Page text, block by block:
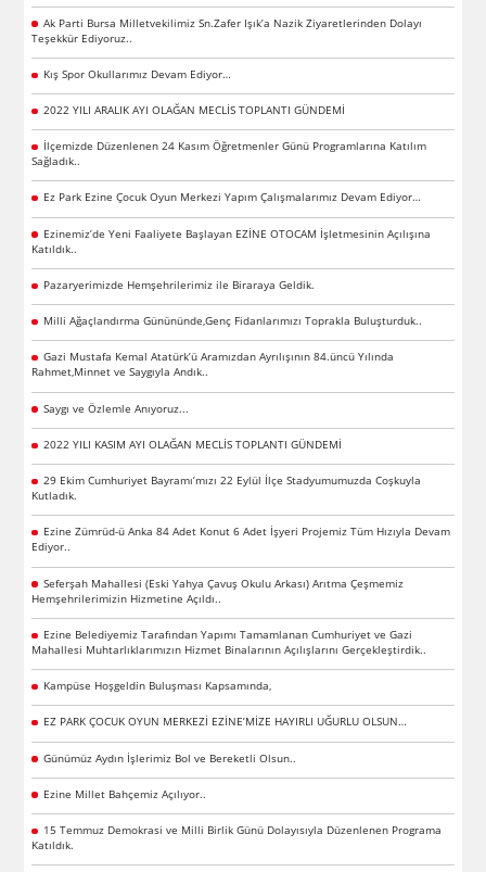
Ak Parti Bursa Milletvekilimiz Sn.Zafer Işık’a Nazik Ziyaretlerinden Dolayı
Teşekkür Ediyoruz..
Kış Spor Okullarımız Devam Ediyor…
2022 YILI ARALIK AYI OLAĞAN MECLİS TOPLANTI GÜNDEMİ
İlçemizde Düzenlenen 24 Kasım Öğretmenler Günü Programlarına Katılım
Sağladık..
Ez Park Ezine Çocuk Oyun Merkezi Yapım Çalışmalarımız Devam Ediyor…
Ezinemiz’de Yeni Faaliyete Başlayan EZİNE OTOCAM İşletmesinin Açılışına
Katıldık..
Pazaryerimizde Hemşehrilerimiz ile Biraraya Geldik.
Milli Ağaçlandırma Günününde,Genç Fidanlarımızı Toprakla Buluşturduk..
Gazi Mustafa Kemal Atatürk’ü Aramızdan Ayrılışının 84.üncü Yılında
Rahmet,Minnet ve Saygıyla Andık..
Saygı ve Özlemle Anıyoruz...
2022 YILI KASIM AYI OLAĞAN MECLİS TOPLANTI GÜNDEMİ
29 Ekim Cumhuriyet Bayramı’mızı 22 Eylül İlçe Stadyumumuzda Coşkuyla
Kutladık.
Ezine Zümrüd-ü Anka 84 Adet Konut 6 Adet İşyeri Projemiz Tüm Hızıyla Devam
Ediyor..
Seferşah Mahallesi (Eski Yahya Çavuş Okulu Arkası) Arıtma Çeşmemiz
Hemşehrilerimizin Hizmetine Açıldı..
Ezine Belediyemiz Tarafından Yapımı Tamamlanan Cumhuriyet ve Gazi
Mahallesi Muhtarlıklarımızın Hizmet Binalarının Açılışlarını Gerçekleştirdik..
Kampüse Hoşgeldin Buluşması Kapsamında,
EZ PARK ÇOCUK OYUN MERKEZİ EZİNE’MİZE HAYIRLI UĞURLU OLSUN…
Günümüz Aydın İşlerimiz Bol ve Bereketli Olsun..
Ezine Millet Bahçemiz Açılıyor..
15 Temmuz Demokrasi ve Milli Birlik Günü Dolayısıyla Düzenlenen Programa
Katıldık.